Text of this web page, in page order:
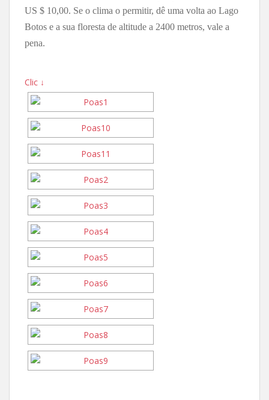
US $ 10,00. Se o clima o permitir, dê uma volta ao Lago
Botos e a sua floresta de altitude a 2400 metros, vale a
pena.
Clic ↓